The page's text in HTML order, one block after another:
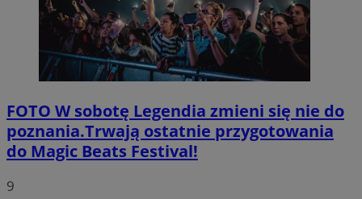
FOTO W sobotę Legendia zmieni się nie do
poznania.Trwają ostatnie przygotowania
do Magic Beats Festival!
9